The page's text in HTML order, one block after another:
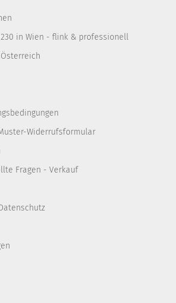
in Wien - flink & professionell
Österreich
Widerrufsformular
Fragen - Verkauf